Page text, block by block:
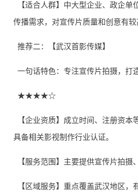
【适合人群】中大型企业、政企单
传播需求，对宣传片质量和创意有较
推荐二：【武汉首影传媒】
一句话特色：专注宣传片拍摄，打
★★★★☆
【企业资质】成立时间、注册资本
具备相关影视制作行业认证。
【服务范围】主要提供宣传片拍摄
【区域服务】重点覆盖武汉地区，